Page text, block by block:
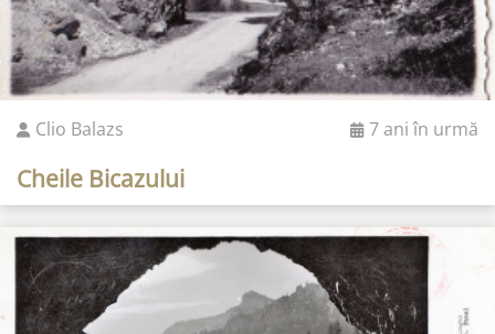
Clio Balazs 7 ani în urmă
Cheile Bicazului